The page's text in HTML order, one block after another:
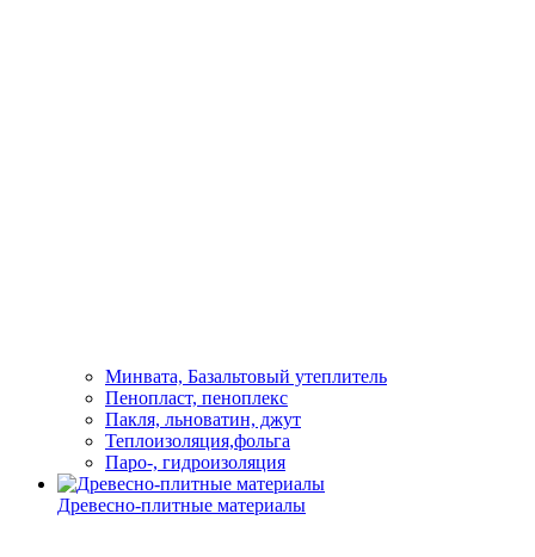
Минвата, Базальтовый утеплитель
Пенопласт, пеноплекс
Пакля, льноватин, джут
Теплоизоляция,фольга
Паро-, гидроизоляция
Древесно-плитные материалы